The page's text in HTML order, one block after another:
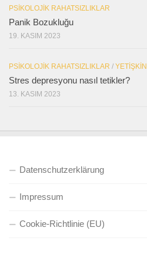
PSIKOLOJIK RAHATSIZLIKLAR
Panik Bozukluğu
19. KASIM 2023
PSIKOLOJIK RAHATSIZLIKLAR / YETIŞKIN
Stres depresyonu nasıl tetikler?
13. KASIM 2023
Datenschutzerklärung
Impressum
Cookie-Richtlinie (EU)